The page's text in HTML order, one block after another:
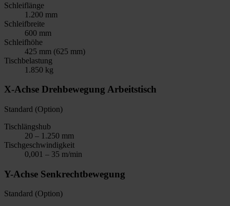
Schleiflänge
1.200 mm
Schleifbreite
600 mm
Schleifhöhe
425 mm (625 mm)
Tischbelastung
1.850 kg
X-Achse Drehbewegung Arbeitstisch
Standard (Option)
Tischlängshub
20 – 1.250 mm
Tischgeschwindigkeit
0,001 – 35 m/min
Y-Achse Senkrechtbewegung
Standard (Option)